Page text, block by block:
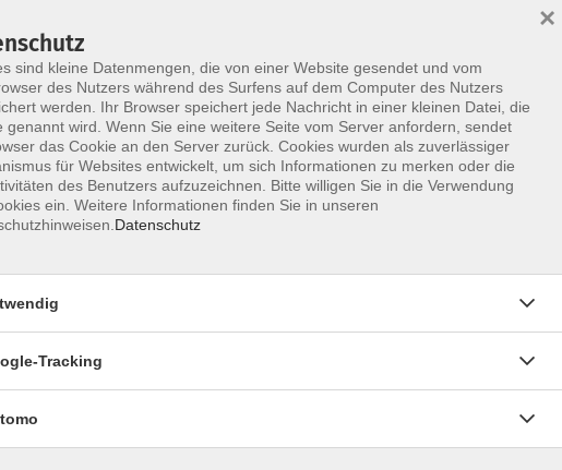
Englisch Abiturvorbereitung 2027
Intensivkurs in den Faschingsferien
Mathematik Abiturvorbereitung -
Englisch Abiturvorbereitung 2027
sind kleine Datenmengen, die von einer Website gesendet und vom
des Nutzers während des Surfens auf dem Computer des Nutzers
werden. Ihr Browser speichert jede Nachricht in einer kleinen Datei, die
genannt wird. Wenn Sie eine weitere Seite vom Server anfordern, sendet
das Cookie an den Server zurück. Cookies wurden als zuverlässiger
für Websites entwickelt, um sich Informationen zu merken oder die
des Benutzers aufzuzeichnen. Bitte willigen Sie in die Verwendung
ein. Weitere Informationen finden Sie in unseren
Datenschutz
×
Tracking